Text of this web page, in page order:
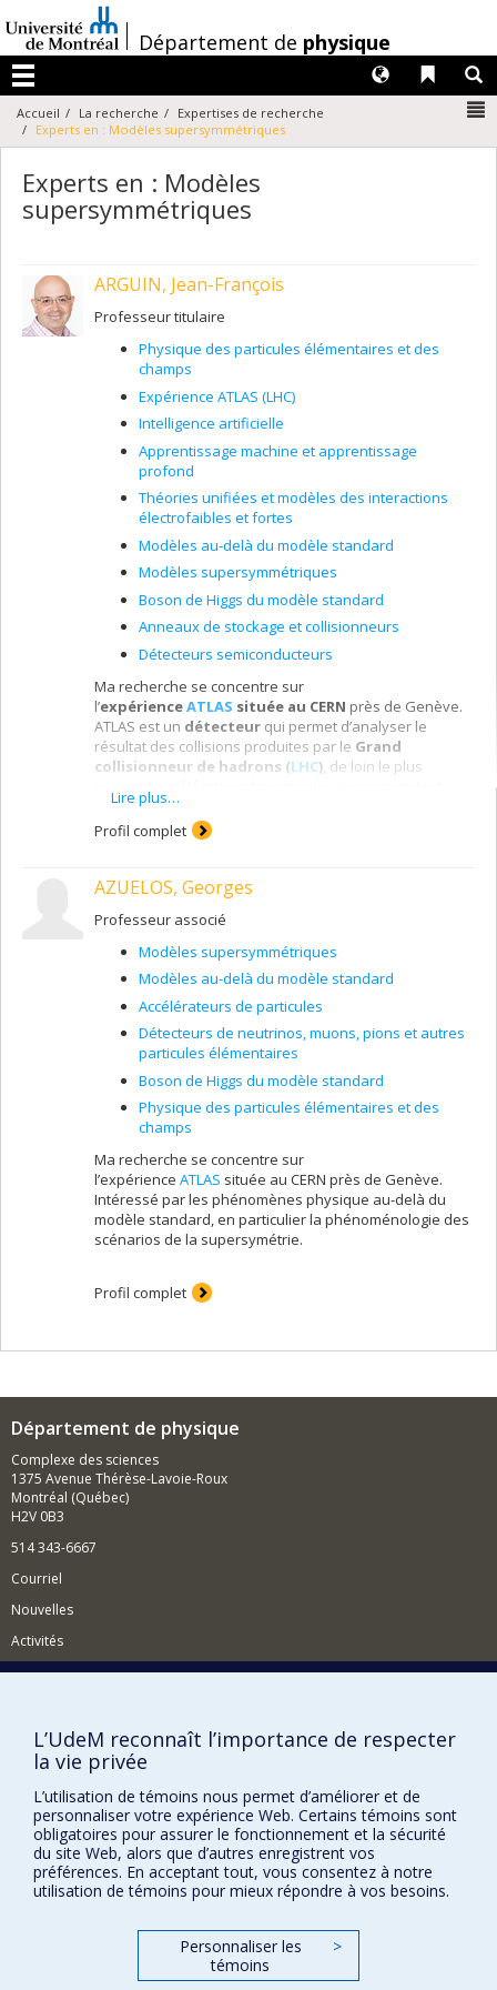
au
contenu
/Département de physique
Menu
Liens
Langues
Accueil La recherche
Expertises de recherche
Experts en : Modèles supersymmétriques
Experts en : Modèles
supersymmétriques
ARGUIN, Jean-François
Professeur titulaire
Physique des particules élémentaires et des
champs
Expérience ATLAS (LHC)
Intelligence artificielle
Apprentissage machine et apprentissage
profond
Théories unifiées et modèles des interactions
électrofaibles et fortes
Modèles au-delà du modèle standard
Modèles supersymmétriques
Boson de Higgs du modèle standard
Anneaux de stockage et collisionneurs
Détecteurs semiconducteurs
Ma recherche se concentre sur
l’expérienceATLAS située au CERN près de Genève.
ATLAS est un détecteur qui permet d’analyser le
résultat des collisions produites par le Grand
collisionneur de hadrons (LHC) , de loin le plus
Nous sommes encore au début de l’expérience ATLAS
qui marquent un des moments les plus excitants dans
l’histoire de la physique fondamentale. En effet le LHC
d’énergie du Tera-electron-volt où l’on s’attend à la
que la création de matière sombre dans le laboratoire,
la découverte de nouvelle dimension d’espace et de la
Supersymmétrie. Nous avons déjà
de Higgs, qui une particule centrale dans le modèle de
la physique des particules puisqu'elle est responsable
de donner une masse aux autres particules.
Lire plus…
Profil complet
AZUELOS, Georges
Professeur associé
Modèles supersymmétriques
Modèles au-delà du modèle standard
Accélérateurs de particules
Détecteurs de neutrinos, muons, pions et autres
particules élémentaires
Boson de Higgs du modèle standard
Physique des particules élémentaires et des
champs
Ma recherche se concentre sur
l’expérience ATLAS située au CERN près de Genève.
Intéressé par les phénomènes physique au-delà du
modèle standard, en particulier la phénoménologie des
scénarios de la supersymétrie.
Profil complet
Département de physique
Complexe des sciences
1375 Avenue Thérèse-Lavoie-Roux
Montréal (Québec)
H2V 0B3
514 343-6667
Courriel
Nouvelles
Activités
Plan du site
Accessibilité
FACULTÉ DES ARTS ET DES SCIENCES
Nos départements et écoles
L’UdeM reconnaît l’importance de respecter
la vie privée
L’utilisation de témoins nous permet d’améliorer et de
personnaliser votre expérience Web. Certains témoins sont
obligatoires pour assurer le fonctionnement et la sécurité
du site Web, alors que d’autres enregistrent vos
préférences. En acceptant tout, vous consentez à notre
utilisation de témoins pour mieux répondre à vos besoins.
Personnaliser les
témoins
>